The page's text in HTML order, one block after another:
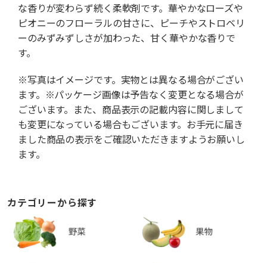
な香りが変わらず続く柔軟剤です。華やかなローズや
ピオニーのフローラルの甘さに、ピーチやストロベリ
ーのみずみずしさが加わった、甘く華やかな香りで
す。
※写真はイメージです。実物とは異なる場合がござい
ます。※パッケージ画像は予告なく変更となる場合が
ございます。また、商品表示の記載内容に関しまして
も変更になっている場合もございます。お手元に届き
ました商品の表示をご確認いただきますようお願いし
ます。
カテゴリーから探す